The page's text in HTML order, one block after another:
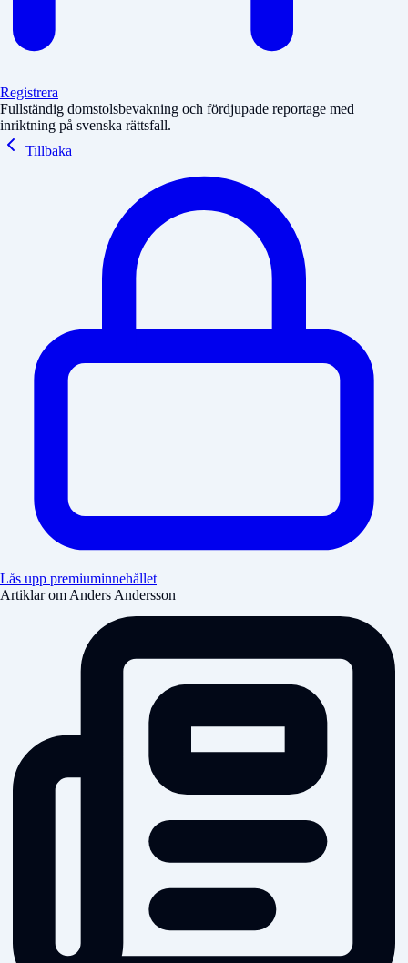
Registrera
Fullständig domstolsbevakning och fördjupade reportage med
inriktning på svenska rättsfall.
Tillbaka
Lås upp premiuminnehållet
Artiklar om Anders Andersson